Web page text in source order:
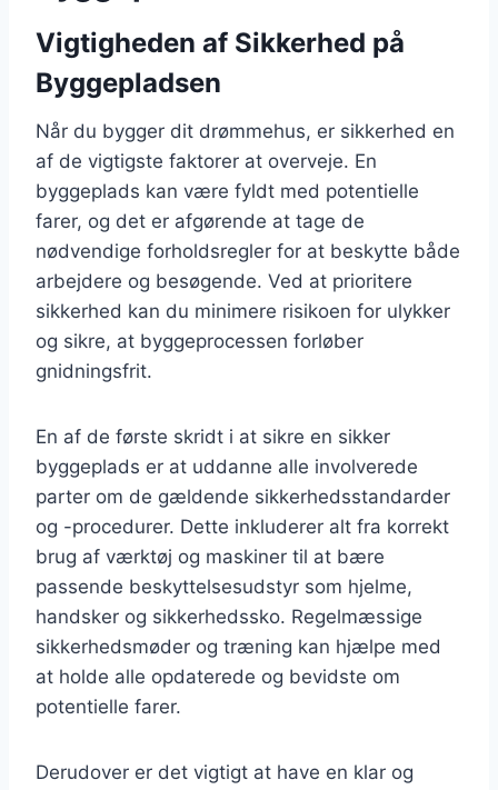
Vigtigheden af Sikkerhed på
Byggepladsen
Når du bygger dit drømmehus, er sikkerhed en
af de vigtigste faktorer at overveje. En
byggeplads kan være fyldt med potentielle
farer, og det er afgørende at tage de
nødvendige forholdsregler for at beskytte både
arbejdere og besøgende. Ved at prioritere
sikkerhed kan du minimere risikoen for ulykker
og sikre, at byggeprocessen forløber
gnidningsfrit.
En af de første skridt i at sikre en sikker
byggeplads er at uddanne alle involverede
parter om de gældende sikkerhedsstandarder
og -procedurer. Dette inkluderer alt fra korrekt
brug af værktøj og maskiner til at bære
passende beskyttelsesudstyr som hjelme,
handsker og sikkerhedssko. Regelmæssige
sikkerhedsmøder og træning kan hjælpe med
at holde alle opdaterede og bevidste om
potentielle farer.
Derudover er det vigtigt at have en klar og